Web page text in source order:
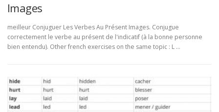
Images
meilleur Conjuguer Les Verbes Au Présent Images. Conjugue
correctement le verbe au présent de l'indicatif (à la bonne personne
bien entendu). Other french exercises on the same topic : L …